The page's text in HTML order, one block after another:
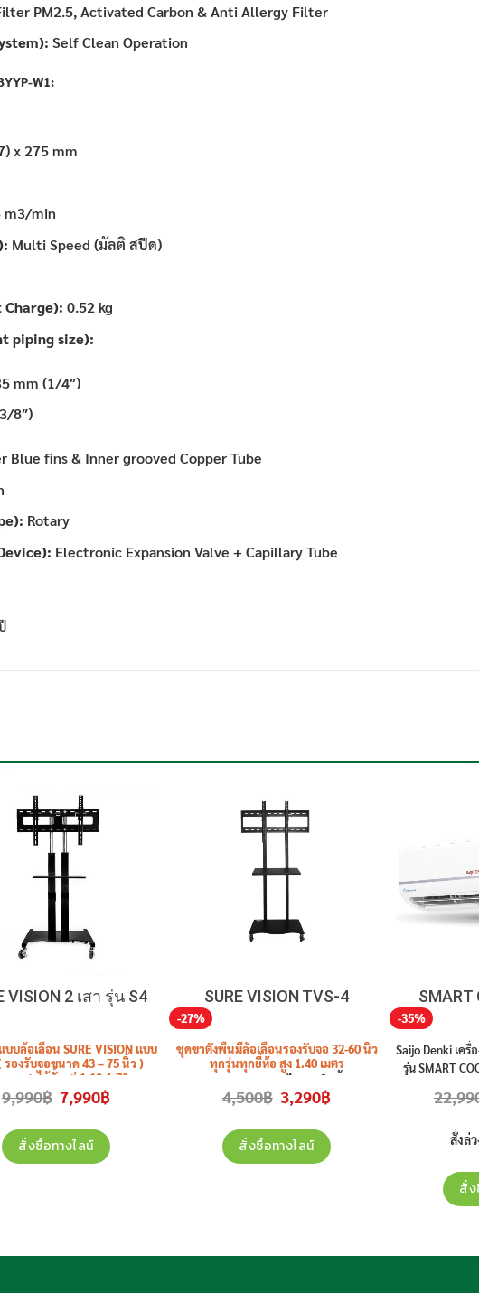
PM2.5, Activated Carbon & Anti Allergy Filter
Self Clean Operation
W1:
x 275 mm
m3/min
Multi Speed (มัลติ สปีด)
0.52 kg
piping size):
mm (1/4″)
8″)
Blue fins & Inner grooved Copper Tube
Rotary
Electronic Expansion Valve + Capillary Tube
VISION 2 เสา รุ่น S4
บล้อเลื่อน SURE VISION แบบ
รองรับจอขนาด 43 – 75 นิ้ว )
วามสูงได้ตั้งแต่ 1.10-1.70 ม.
รุ่นS4ราคาไม่รวมติดตั้ง
9,990฿ Original
price
9,990฿.
7,990฿Current
price
สั่งซื้อทางไลน์
-27%
SURE VISION TVS-4
ชุดขาตั้งพื้นมีล้อเลื่อนรองรับจอ 32-60 นิ้ว
ทุกรุ่นทุกยี่ห้อ สูง 1.40 เมตร
4,500฿ Original
price
4,500฿.
3,290฿Current
price
สั่งซื้อทางไลน์
-35%
SMART
Saijo Denki เค
รุ่น SMART
สั่งล่
สั่ง